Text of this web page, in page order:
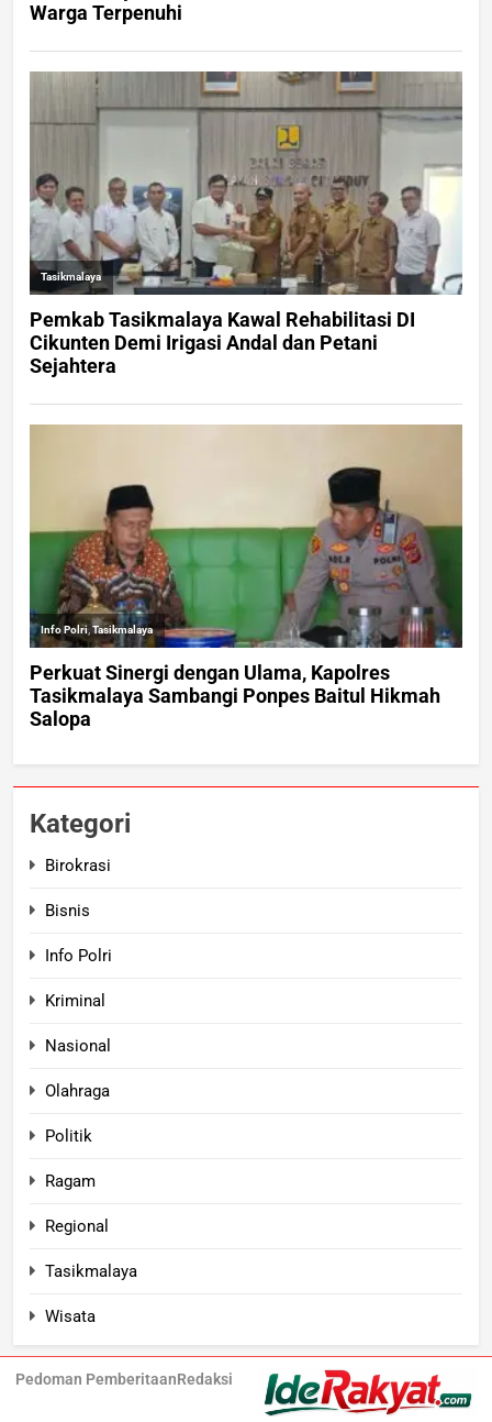
Kategori
Birokrasi
Bisnis
Info Polri
Kriminal
Nasional
Olahraga
Politik
Ragam
Regional
Tasikmalaya
Wisata
Pedoman PemberitaanRedaksi